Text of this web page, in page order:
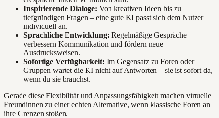
Inspirierende Dialoge: Von kreativen Ideen bis zu
tiefgründigen Fragen – eine gute KI passt sich dem Nutzer
individuell an.
Sprachliche Entwicklung: Regelmäßige Gespräche
verbessern Kommunikation und fördern neue
Ausdrucksweisen.
Sofortige Verfügbarkeit: Im Gegensatz zu Foren oder
Gruppen wartet die KI nicht auf Antworten – sie ist sofort da,
wenn du sie brauchst.
Gerade diese Flexibilität und Anpassungsfähigkeit machen virtuelle
Freundinnen zu einer echten Alternative, wenn klassische Foren an
ihre Grenzen stoßen.